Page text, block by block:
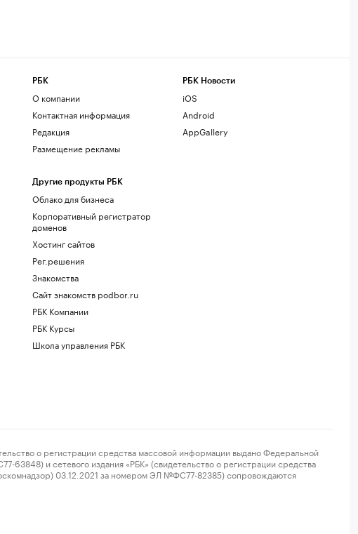
РБК
О компании
Контактная информация
Редакция
Размещение рекламы
Другие продукты РБК
Облако для бизнеса
Корпоративный регистратор
доменов
Хостинг сайтов
Рег.решения
Знакомства
Сайт знакомств podbor.ru
РБК Компании
РБК Курсы
Школа управления РБК
РБК Новости
iOS
Android
AppGallery
о регистрации средства массовой информации выдано Федеральной
и сетевого издания «РБК» (свидетельство о регистрации средства
03.12.2021 за номером ЭЛ №ФС77-82385) сопровождаются